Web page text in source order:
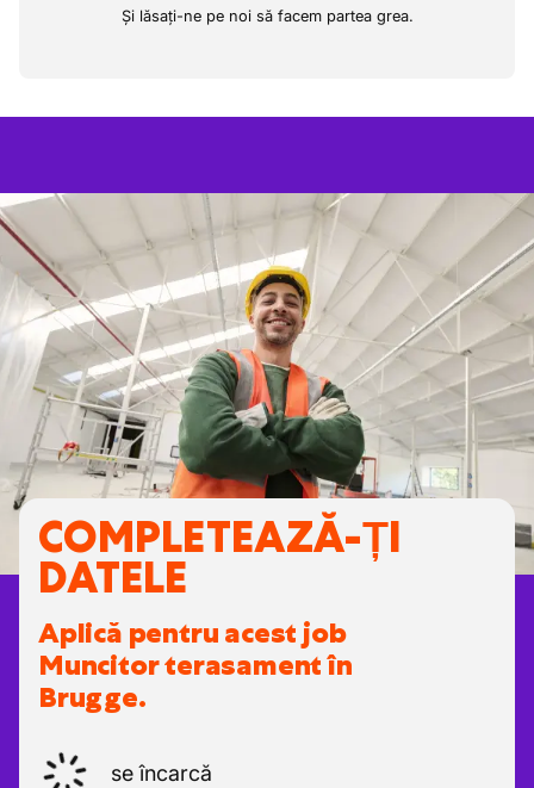
Și lăsați-ne pe noi să facem partea grea.
COMPLETEAZĂ-ȚI
DATELE
Aplică pentru acest job
Muncitor terasament în
Brugge.
se încarcă